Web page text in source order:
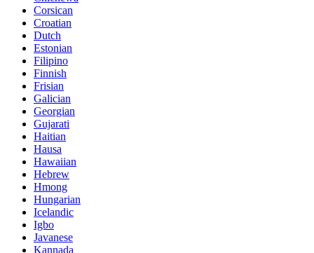
Corsican
Croatian
Dutch
Estonian
Filipino
Finnish
Frisian
Galician
Georgian
Gujarati
Haitian
Hausa
Hawaiian
Hebrew
Hmong
Hungarian
Icelandic
Igbo
Javanese
Kannada